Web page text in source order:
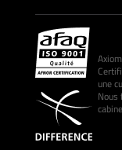
une